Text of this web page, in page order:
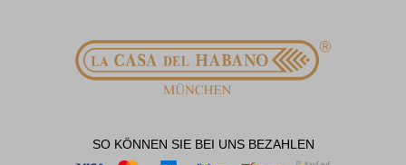
SO KÖNNEN SIE BEI UNS BEZAHLEN